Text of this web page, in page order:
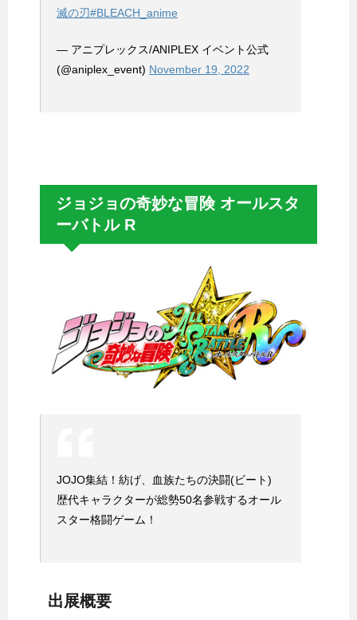
滅の刃#BLEACH_anime
— アニプレックス/ANIPLEX イベント公式
(@aniplex_event) November 19, 2022
ジョジョの奇妙な冒険 オールスタ
ーバトル R
JOJO集結！紡げ、血族たちの決闘(ビート)
歴代キャラクターが総勢50名参戦するオール
スター格闘ゲーム！
出展概要